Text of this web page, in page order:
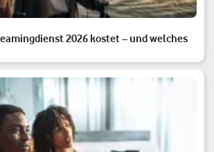
2026 kostet – und welches